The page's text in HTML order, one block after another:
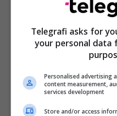
Telegrafi asks for
your personal data
Personalised advertising
content measurement,
services development
Store and/or access